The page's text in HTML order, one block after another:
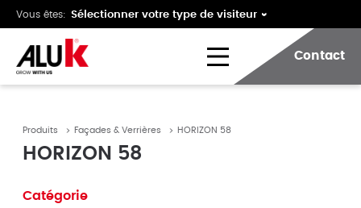
Vous êtes:
Contact
Produits Façades & Verrières HORIZON 58
HORIZON 58
Catégorie